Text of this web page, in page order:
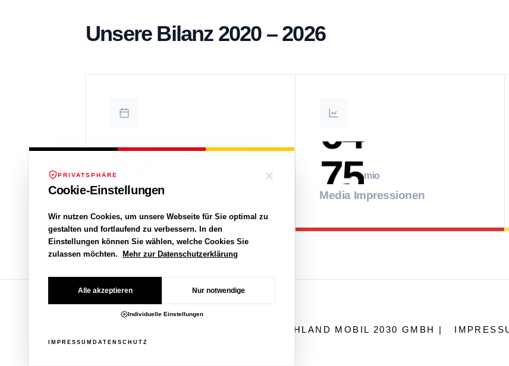
6
7
8
9
0
1
3
4
5
6
7
5
6
7
8
9
4
6
7
8
9
Media Impressionen
© 2026 - DEUTSCHLAND MOBIL 2030 GMBH |
PRIVATSPHÄRE
Cookie-Einstellungen
Wir nutzen Cookies, um unsere Webseite für Sie optimal zu
gestalten und fortlaufend zu verbessern. In den
Einstellungen können Sie wählen, welche Cookies Sie
zulassen möchten.
Mehr zur Datenschutzerklärung
Alle akzeptieren Nur notwendige
Individuelle Einstellungen
IMPRESSUM DATENSCHUTZ